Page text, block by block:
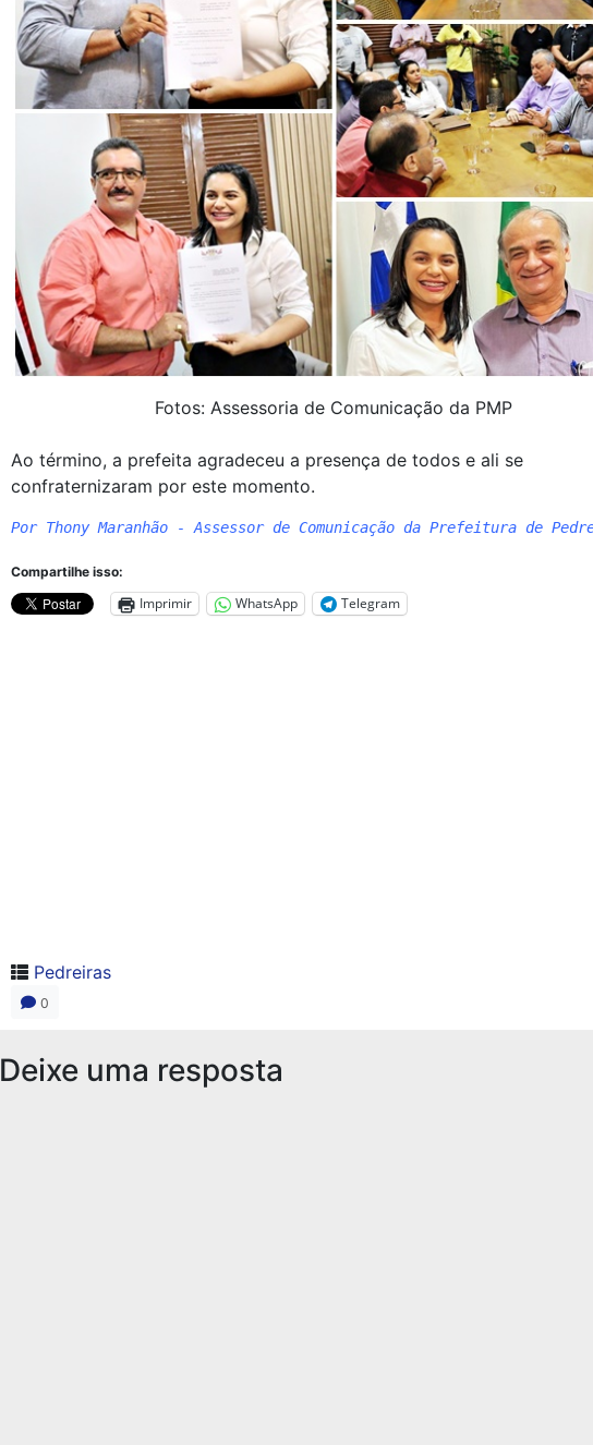
Fotos: Assessoria de Comunicação da PMP
Ao término, a prefeita agradeceu a presença de todos e ali se
confraternizaram por este momento.
Por Thony Maranhão - Assessor de Comunicação da Prefeitura de
Compartilhe isso:
Imprimir WhatsApp Telegram
Pedreiras
0
Deixe uma resposta